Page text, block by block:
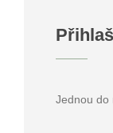
Jednou do